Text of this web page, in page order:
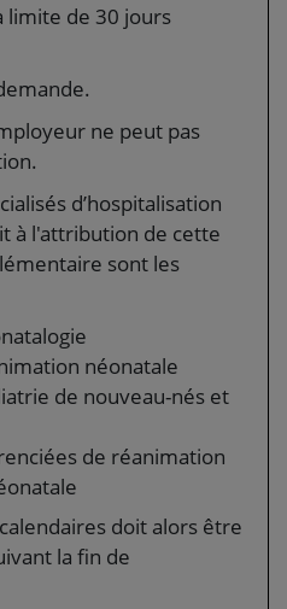
limite de 30 jours
ne peut pas
d’hospitalisation
à l'attribution de cette
sont les
néonatale
de nouveau-nés et
de réanimation
doit alors être
la fin de